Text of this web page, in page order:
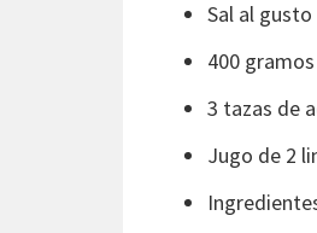
Sal al gusto
400
3 tazas de
Jugo de 2